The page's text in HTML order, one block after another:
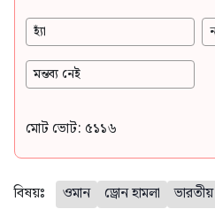
হ্যাঁ
মন্তব্য নেই
মোট ভোট: ৫১১৬
বিষয়ঃ ওমান ড্রোন হামলা